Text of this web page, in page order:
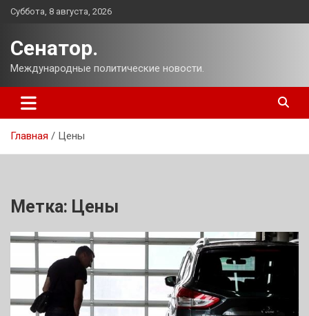
Перейти
Суббота, 8 августа, 2026
Сенатор.
Международные политические новости.
Главная Цены
Метка: Цены